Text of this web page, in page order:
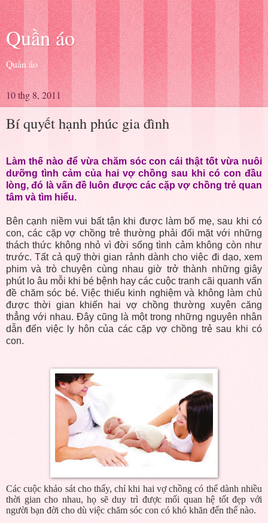
Quần áo
Quần áo
10 thg 8, 2011
Bí quyết hạnh phúc gia đình
Làm thế nào để vừa chăm sóc con cái thật tốt vừa nuôi
dưỡng tình cảm của hai vợ chồng sau khi có con đầu
lòng, đó là vấn đề luôn được các cặp vợ chồng trẻ quan
tâm và tìm hiểu.
Bên cạnh niềm vui bất tận khi được làm bố mẹ, sau khi có
con, các cặp vợ chồng trẻ thường phải đối mặt với những
thách thức không nhỏ vì đời sống tình cảm không còn như
trước. Tất cả quỹ thời gian rảnh dành cho việc đi dạo, xem
phim và trò chuyện cùng nhau giờ trở thành những giây
phút lo âu mỗi khi bé bệnh hay các cuộc tranh cãi quanh vấn
đề chăm sóc bé. Việc thiếu kinh nghiệm và không làm chủ
được thời gian khiến hai vợ chồng thường xuyên căng
thẳng với nhau. Đây cũng là một trong những nguyên nhân
dẫn đến việc ly hôn của các cặp vợ chồng trẻ sau khi có
con.
Các cuộc khảo sát cho thấy, chỉ khi hai vợ chồng có thể dành nhiều
thời gian cho nhau, họ sẽ duy trì được mối quan hệ tốt đẹp với
người bạn đời cho dù việc chăm sóc con có khó khăn đến thế nào.